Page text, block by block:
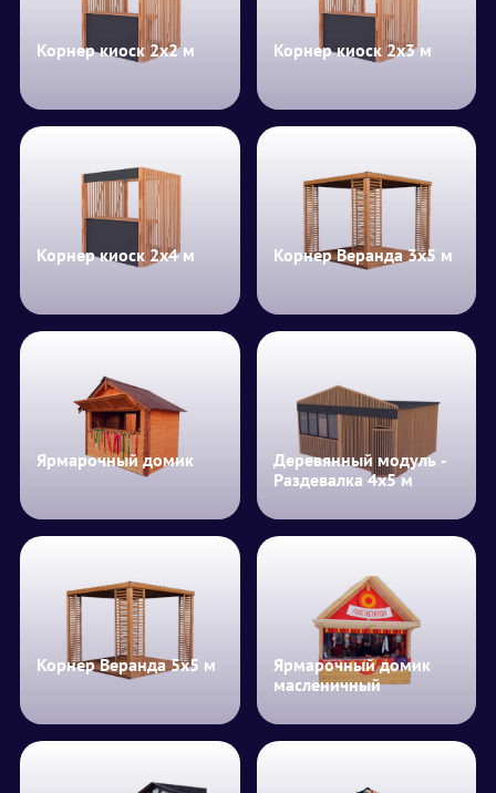
Корнер киоск 2х2 м Корнер киоск 2х3 м
Корнер киоск 2х4 м Корнер Веранда 3х5 м
Ярмарочный домик
Деревянный модуль -
Раздевалка 4х5 м
Корнер Веранда 5х5 м
Ярмарочный домик
масленичный